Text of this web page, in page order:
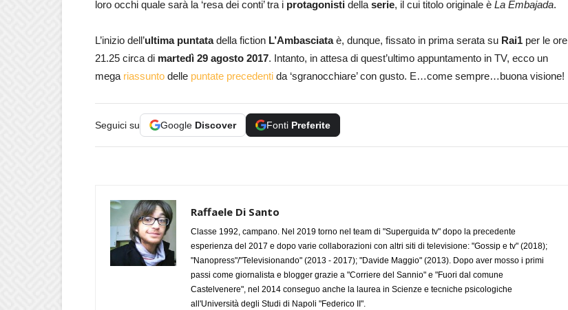
loro occhi quale sarà la ‘resa dei conti’ tra i protagonisti della serie, il cui titolo originale è La Embajada.
L’inizio dell’ultima puntatadella fiction L’Ambasciataè, dunque, fissato in prima serata su Rai1 per le ore
21.25 circa di martedì 29 agosto 2017. Intanto, in attesa di quest’ultimo appuntamento in TV, ecco un
mega riassunto delle puntate precedenti da ‘sgranocchiare’ con gusto. E…come sempre…buona visione!
Seguici su Google Discover Fonti Preferite
Raffaele Di Santo
Classe 1992, campano. Nel 2019 torno nel team di "Superguida tv" dopo la precedente
esperienza del 2017 e dopo varie collaborazioni con altri siti di televisione: "Gossip e tv" (2018);
"Nanopress"/"Televisionando" (2013 - 2017); "Davide Maggio" (2013). Dopo aver mosso i primi
passi come giornalista e blogger grazie a "Corriere del Sannio" e "Fuori dal comune
Castelvenere", nel 2014 conseguo anche la laurea in Scienze e tecniche psicologiche
all'Università degli Studi di Napoli "Federico II".